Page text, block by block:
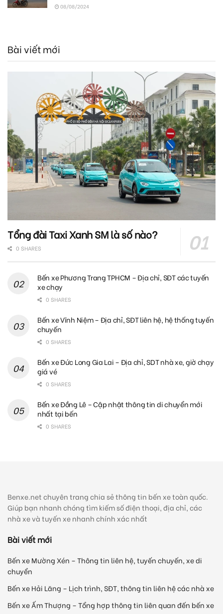
08/08/2024
Bài viết mới
Tổng đài Taxi Xanh SM là số nào?
0 SHARES
Bến xe Phương Trang TPHCM – Địa chỉ, SĐT các tuyến
xe chạy
0 SHARES
Bến xe Vĩnh Niệm – Địa chỉ, SĐT liên hệ, hệ thống tuyến
chuyến
0 SHARES
Bến xe Đức Long Gia Lai – Địa chỉ, SDT nhà xe, giờ chạy
giá vé
0 SHARES
Bến xe Đồng Lê – Cập nhật thông tin di chuyển mới
nhất tại bến
0 SHARES
Benxe.net chuyên trang chia sẻ thông tin bến xe toàn quốc.
Giúp bạn nhanh chóng tìm kiếm số điện thoại, địa chỉ, các
nhà xe và tuyến xe nhanh chính xác nhất
Bài viết mới
Bến xe Mường Xén – Thông tin liên hệ, tuyến chuyến, xe di
chuyển
Bến xe Hải Lăng – Lịch trình, SĐT, thông tin liên hệ các nhà xe
Bến xe Ấm Thượng – Tổng hợp thông tin liên quan đến bến xe